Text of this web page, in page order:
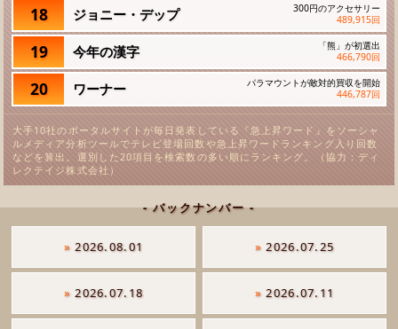
18 ジョニー・デップ
300円のアクセサリー
489,915回
19 今年の漢字
「熊」が初選出
466,790回
20 ワーナー
パラマウントが敵対的買収を開始
446,787回
大手10社のポータルサイトが毎日発表している『急上昇ワード』をソーシャ
ルメディア分析ツールでテレビ登場回数や急上昇ワードランキング入り回数
などを算出。選別した20項目を検索数の多い順にランキング。（協力：ディ
レクテイジ株式会社）
- バックナンバー -
» 2026.08.01 » 2026.07.25
» 2026.07.18 » 2026.07.11